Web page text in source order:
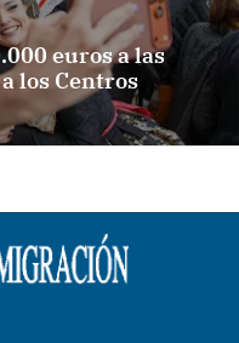
euros a las
los Centros